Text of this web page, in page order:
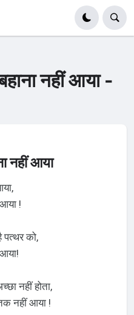
नहीं आया -
नहीं आया
!
को,
नहीं होता,
नहीं आया !